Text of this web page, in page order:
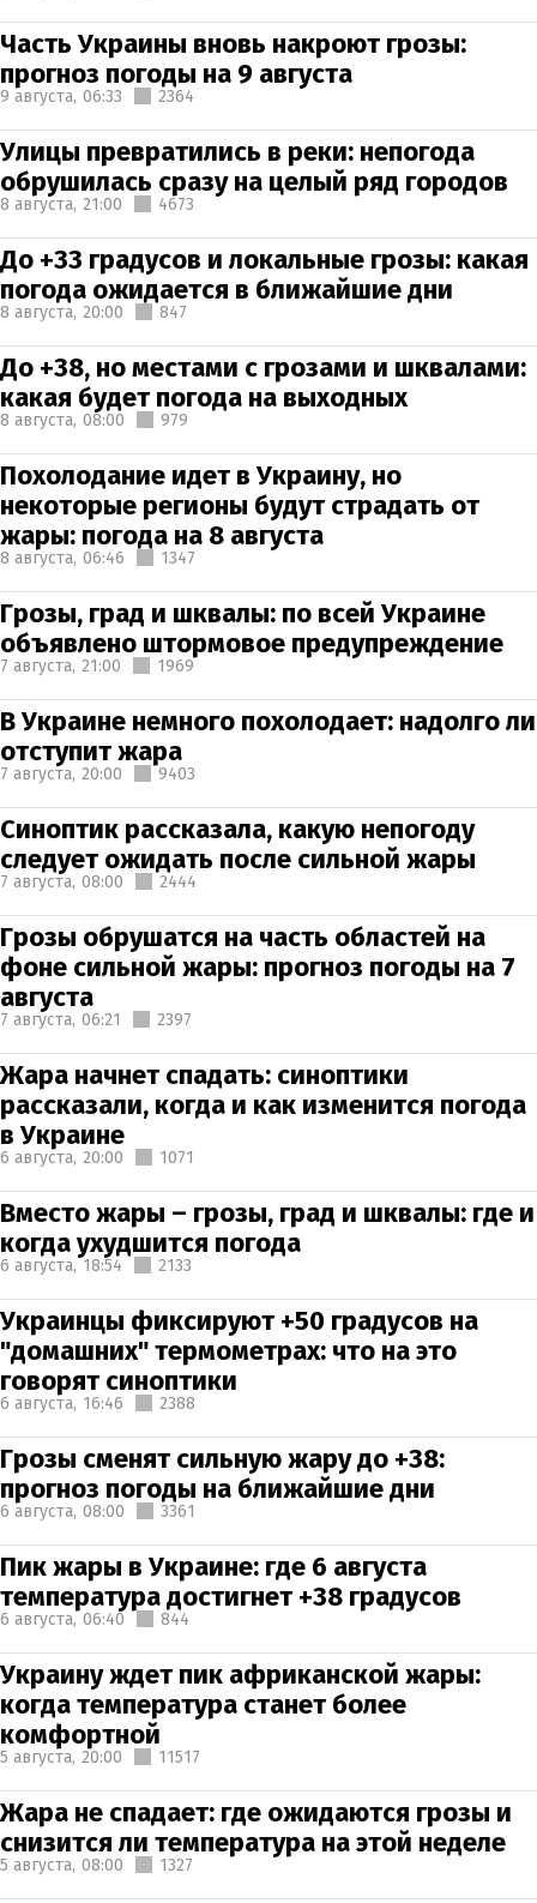
Часть Украины вновь накроют грозы:
прогноз погоды на 9 августа
9 августа, 06:33 2364
Улицы превратились в реки: непогода
обрушилась сразу на целый ряд городов
8 августа, 21:00 4673
До +33 градусов и локальные грозы: какая
погода ожидается в ближайшие дни
8 августа, 20:00 847
До +38, но местами с грозами и шквалами:
какая будет погода на выходных
8 августа, 08:00 979
Похолодание идет в Украину, но
некоторые регионы будут страдать от
жары: погода на 8 августа
8 августа, 06:46 1347
Грозы, град и шквалы: по всей Украине
объявлено штормовое предупреждение
7 августа, 21:00 1969
В Украине немного похолодает: надолго ли
отступит жара
7 августа, 20:00 9403
Синоптик рассказала, какую непогоду
следует ожидать после сильной жары
7 августа, 08:00 2444
Грозы обрушатся на часть областей на
фоне сильной жары: прогноз погоды на 7
августа
7 августа, 06:21 2397
Жара начнет спадать: синоптики
рассказали, когда и как изменится погода
в Украине
6 августа, 20:00 1071
Вместо жары – грозы, град и шквалы: где и
когда ухудшится погода
6 августа, 18:54 2133
Украинцы фиксируют +50 градусов на
"домашних" термометрах: что на это
говорят синоптики
6 августа, 16:46 2388
Грозы сменят сильную жару до +38:
прогноз погоды на ближайшие дни
6 августа, 08:00 3361
Пик жары в Украине: где 6 августа
температура достигнет +38 градусов
6 августа, 06:40 844
Украину ждет пик африканской жары:
когда температура станет более
комфортной
5 августа, 20:00 11517
Жара не спадает: где ожидаются грозы и
снизится ли температура на этой неделе
5 августа, 08:00 1327